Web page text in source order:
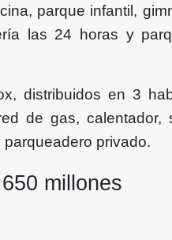
parque infantil,
las 24 horas y
distribuidos en 3
de gas, calentador,
privado.
650 millones